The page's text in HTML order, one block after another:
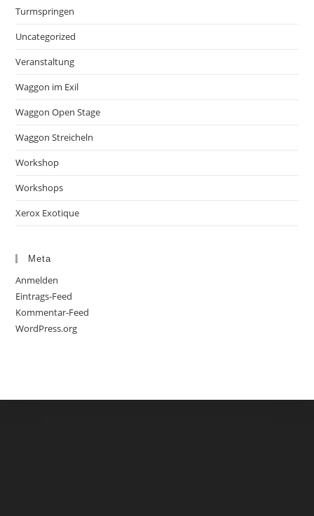
Turmspringen
Uncategorized
Veranstaltung
Waggon im Exil
Waggon Open Stage
Waggon Streicheln
Workshop
Workshops
Xerox Exotique
Meta
Anmelden
Eintrags-Feed
Kommentar-Feed
WordPress.org